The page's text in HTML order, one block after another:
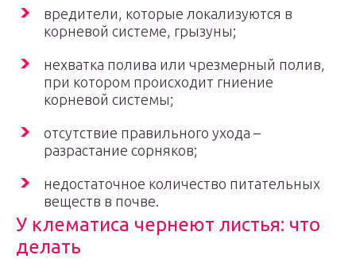
вредители, которые локализуются в
корневой системе, грызуны;
нехватка полива или чрезмерный полив,
при котором происходит гниение
корневой системы;
отсутствие правильного ухода –
разрастание сорняков;
недостаточное количество питательных
веществ в почве.
У клематиса чернеют листья: что
делать